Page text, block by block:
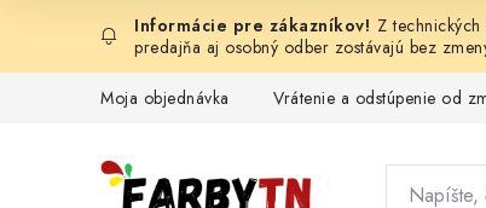
obsah
Z
predajňa aj osobný odber zostávajú bez
Moja objednávka Vrátenie a odstúpenie od